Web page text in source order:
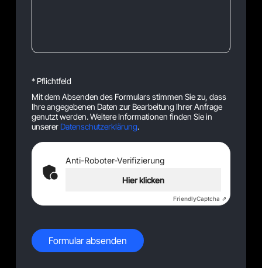
* Pflichtfeld
Mit dem Absenden des Formulars stimmen Sie zu, dass
Ihre angegebenen Daten zur Bearbeitung Ihrer Anfrage
genutzt werden. Weitere Informationen finden Sie in
unserer Datenschutzerklärung.
Anti-Roboter-Verifizierung
Hier klicken
FriendlyCaptcha ⇗
Formular absenden